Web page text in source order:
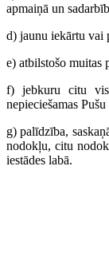
apmaiņā un
d) jaunu iekārtu vai
e) atbilstošo muitas
f) jebkuru citu
nepieciešamas
g) palīdzība,
nodokļu, citu
iestādes labā.